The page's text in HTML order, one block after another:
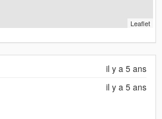
Leaflet
il y a 5 ans
il y a 5 ans